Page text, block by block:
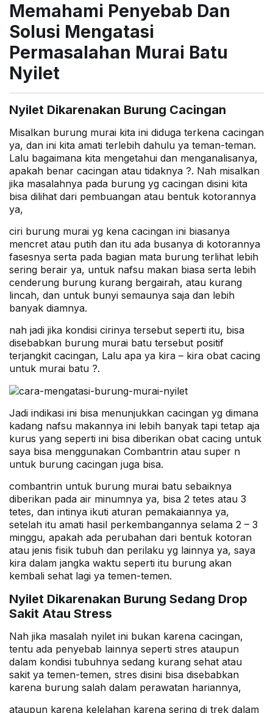
Memahami Penyebab Dan
Solusi Mengatasi
Permasalahan Murai Batu
Nyilet
Nyilet Dikarenakan Burung Cacingan
Misalkan burung murai kita ini diduga terkena cacingan
ya, dan ini kita amati terlebih dahulu ya teman-teman.
Lalu bagaimana kita mengetahui dan menganalisanya,
apakah benar cacingan atau tidaknya ?. Nah misalkan
jika masalahnya pada burung yg cacingan disini kita
bisa dilihat dari pembuangan atau bentuk kotorannya
ya,
ciri burung murai yg kena cacingan ini biasanya
mencret atau putih dan itu ada busanya di kotorannya
fasesnya serta pada bagian mata burung terlihat lebih
sering berair ya, untuk nafsu makan biasa serta lebih
cenderung burung kurang bergairah, atau kurang
lincah, dan untuk bunyi semaunya saja dan lebih
banyak diamnya.
nah jadi jika kondisi cirinya tersebut seperti itu, bisa
disebabkan burung murai batu tersebut positif
terjangkit cacingan, Lalu apa ya kira – kira obat cacing
untuk murai batu ?.
Jadi indikasi ini bisa menunjukkan cacingan yg dimana
kadang nafsu makannya ini lebih banyak tapi tetap aja
kurus yang seperti ini bisa diberikan obat cacing untuk
saya bisa menggunakan Combantrin atau super n
untuk burung cacingan juga bisa.
combantrin untuk burung murai batu sebaiknya
diberikan pada air minumnya ya, bisa 2 tetes atau 3
tetes, dan intinya ikuti aturan pemakaiannya ya,
setelah itu amati hasil perkembangannya selama 2 – 3
minggu, apakah ada perubahan dari bentuk kotoran
atau jenis fisik tubuh dan perilaku yg lainnya ya, saya
kira dalam jangka waktu seperti itu burung akan
kembali sehat lagi ya temen-temen.
Nyilet Dikarenakan Burung Sedang Drop
Sakit Atau Stress
Nah jika masalah nyilet ini bukan karena cacingan,
tentu ada penyebab lainnya seperti stres ataupun
dalam kondisi tubuhnya sedang kurang sehat atau
sakit ya temen-temen, stres disini bisa disebabkan
karena burung salah dalam perawatan hariannya,
ataupun karena kelelahan karena sering di trek dalam